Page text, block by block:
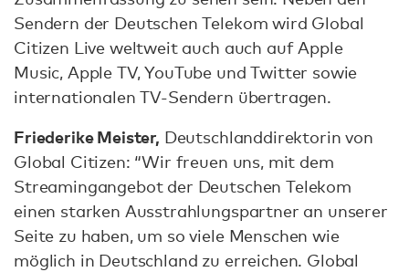
Sendern der Deutschen Telekom wird Global
Citizen Live weltweit auch auch auf Apple
Music, Apple TV, YouTube und Twitter sowie
internationalen TV-Sendern übertragen.
Friederike Meister, Deutschlanddirektorin von
Global Citizen: “Wir freuen uns, mit dem
Streamingangebot der Deutschen Telekom
einen starken Ausstrahlungspartner an unserer
Seite zu haben, um so viele Menschen wie
möglich in Deutschland zu erreichen. Global